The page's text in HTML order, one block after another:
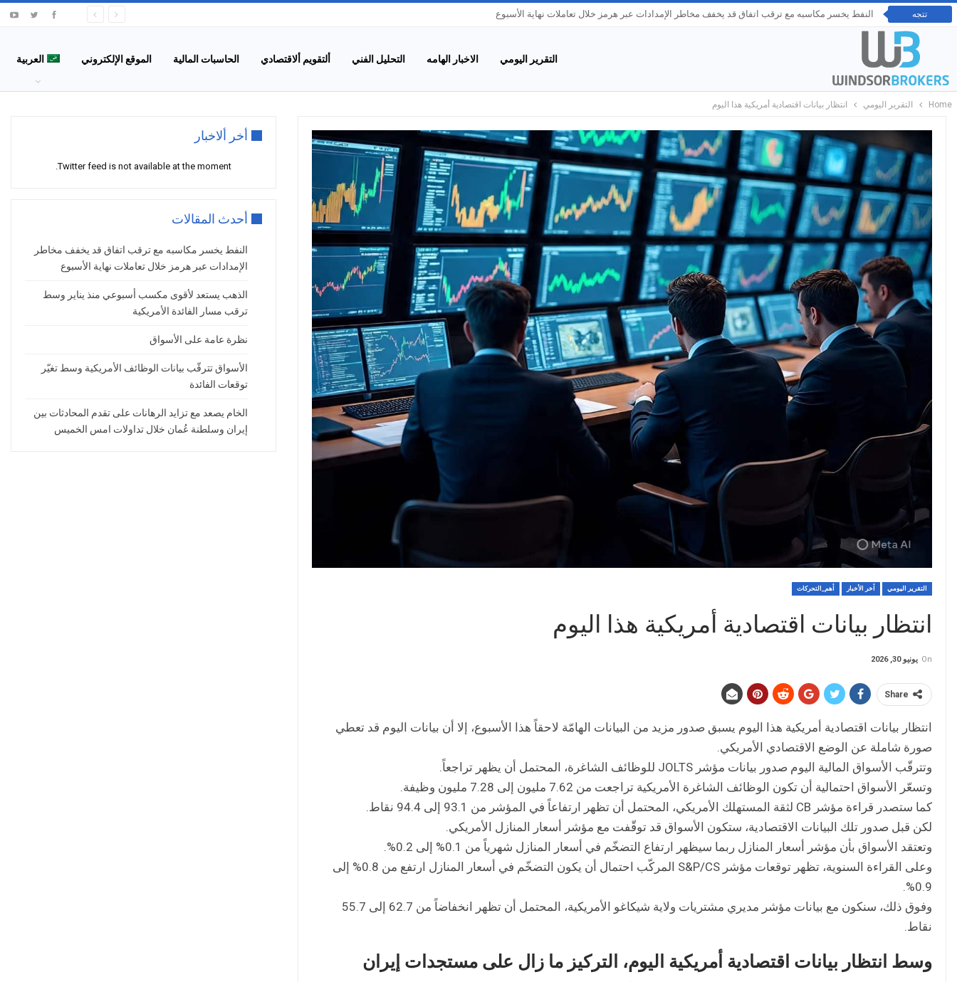
تتجه النفط يخسر مكاسبه مع ترقب اتفاق قد يخفف مخاطر الإمدادات عبر هرمز خلال تعاملات نهاية الأسبوع
التقرير اليومي الاخبار الهامه التحليل الفني ألتقويم ألاقتصادي الحاسبات المالية الموقع الإلكتروني العربية
Home التقرير اليومي انتظار بيانات اقتصادية أمريكية هذا اليوم
التقرير اليومي أخر الأخبار أهم_التحركات
انتظار بيانات اقتصادية أمريكية هذا اليوم
On يونيو 30, 2026
Share
انتظار بيانات اقتصادية أمريكية هذا اليوم يسبق صدور مزيد من البيانات الهامّة لاحقاً هذا الأسبوع، إلا أن بيانات اليوم قد تعطي
صورة شاملة عن الوضع الاقتصادي الأمريكي.
وتترقّب الأسواق المالية اليوم صدور بيانات مؤشر JOLTS للوظائف الشاغرة، المحتمل أن يظهر تراجعاً.
وتسعّر الأسواق احتمالية أن تكون الوظائف الشاغرة الأمريكية تراجعت من 7.62 مليون إلى 7.28 مليون وظيفة.
كما ستصدر قراءة مؤشر CB لثقة المستهلك الأمريكي، المحتمل أن تظهر ارتفاعاً في المؤشر من 93.1 إلى 94.4 نقاط.
لكن قبل صدور تلك البيانات الاقتصادية، ستكون الأسواق قد توقّفت مع مؤشر أسعار المنازل الأمريكي.
وتعتقد الأسواق بأن مؤشر أسعار المنازل ربما سيظهر ارتفاع التضخّم في أسعار المنازل شهرياً من 0.1% إلى 0.2%.
وعلى القراءة السنوية، تظهر توقعات مؤشر S&P/CS المركّب احتمال أن يكون التضخّم في أسعار المنازل ارتفع من 0.8% إلى
0.9%.
وفوق ذلك، سنكون مع بيانات مؤشر مديري مشتريات ولاية شيكاغو الأمريكية، المحتمل أن تظهر انخفاضاً من 62.7 إلى 55.7
نقاط.
وسط انتظار بيانات اقتصادية أمريكية اليوم، التركيز ما زال على مستجدات إيران
أخر ألاخبار
Twitter feed is not available at the moment.
أحدث المقالات
النفط يخسر مكاسبه مع ترقب اتفاق قد يخفف مخاطر
الإمدادات عبر هرمز خلال تعاملات نهاية الأسبوع
الذهب يستعد لأقوى مكسب أسبوعي منذ يناير وسط
ترقب مسار الفائدة الأمريكية
نظرة عامة على الأسواق
الأسواق تترقّب بيانات الوظائف الأمريكية وسط تغيّر
توقعات الفائدة
الخام يصعد مع تزايد الرهانات على تقدم المحادثات بين
إيران وسلطنة عُمان خلال تداولات امس الخميس